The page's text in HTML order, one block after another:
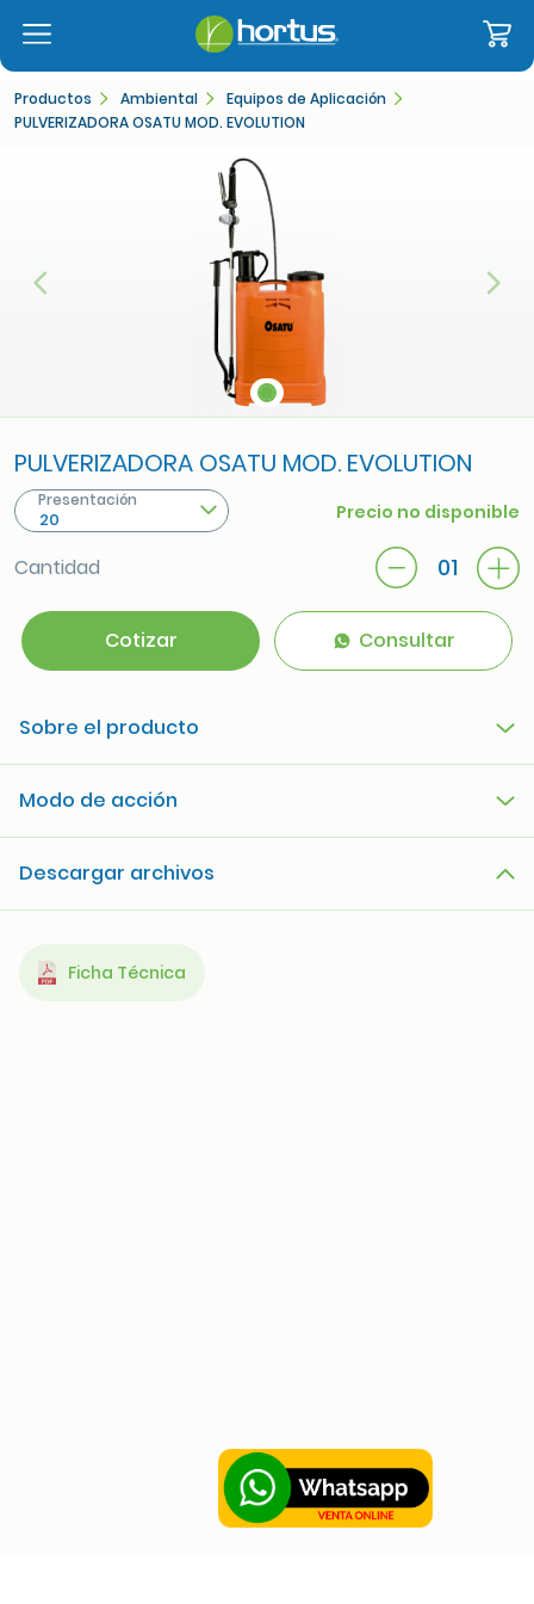
Productos Ambiental
Equipos de Aplicación
PULVERIZADORA OSATU MOD. EVOLUTION
Anterior
PULVERIZADORA OSATU MOD. EVOLUTION
20
Presentación
Precio no disponible
Cantidad 01
Cotizar Consultar
Sobre el producto
Modo de acción
Ficha Técnica
Descargar archivos